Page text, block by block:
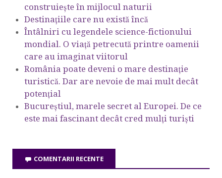
construiește în mijlocul naturii
Destinațiile care nu există încă
Întâlniri cu legendele science-fictionului
mondial. O viață petrecută printre oamenii
care au imaginat viitorul
România poate deveni o mare destinație
turistică. Dar are nevoie de mai mult decât
potențial
Bucureștiul, marele secret al Europei. De ce
este mai fascinant decât cred mulți turiști
COMENTARII RECENTE